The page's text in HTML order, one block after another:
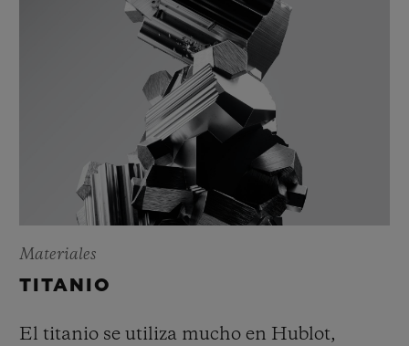
Materiales
TITANIO
El titanio se utiliza mucho en Hublot,